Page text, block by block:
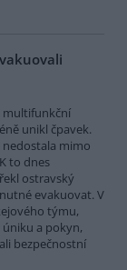
multifunkční
unikl čpavek.
nedostala mimo
to dnes
ostravský
evakuovat. V
týmu,
a pokyn,
bezpečnostní